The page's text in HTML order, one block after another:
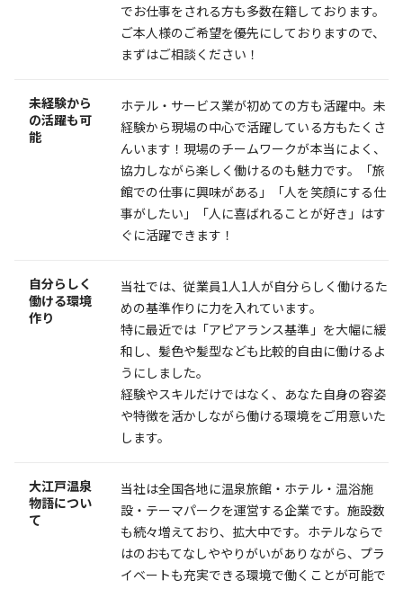
でお仕事をされる方も多数在籍しております。
ご本人様のご希望を優先にしておりますので、
まずはご相談ください！
未経験から
の活躍も可
能
ホテル・サービス業が初めての方も活躍中。未
経験から現場の中心で活躍している方もたくさ
んいます！現場のチームワークが本当によく、
協力しながら楽しく働けるのも魅力です。「旅
館での仕事に興味がある」「人を笑顔にする仕
事がしたい」「人に喜ばれることが好き」はす
ぐに活躍できます！
自分らしく
働ける環境
作り
当社では、従業員1人1人が自分らしく働けるた
めの基準作りに力を入れています。
特に最近では「アピアランス基準」を大幅に緩
和し、髪色や髪型なども比較的自由に働けるよ
うにしました。
経験やスキルだけではなく、あなた自身の容姿
や特徴を活かしながら働ける環境をご用意いた
します。
大江戸温泉
物語につい
て
当社は全国各地に温泉旅館・ホテル・温浴施
設・テーマパークを運営する企業です。施設数
も続々増えており、拡大中です。ホテルならで
はのおもてなしややりがいがありながら、プラ
イベートも充実できる環境で働くことが可能で